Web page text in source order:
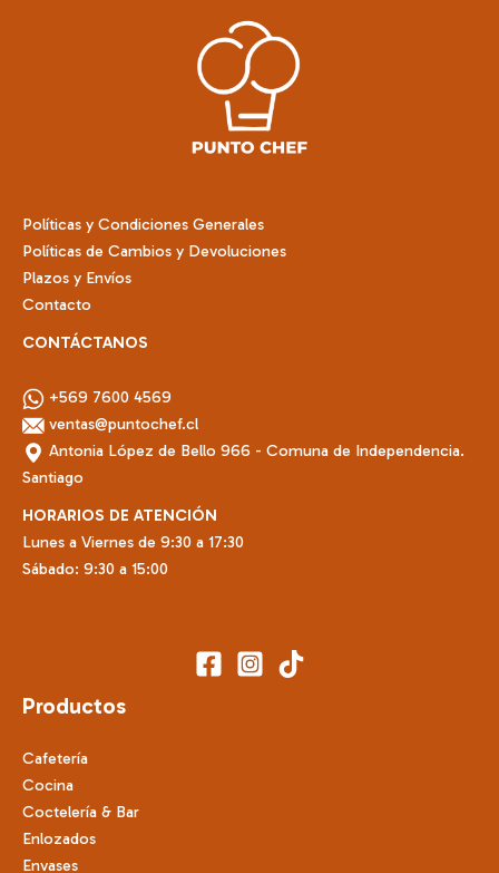
pueden
producto
Políticas y Condiciones Generales
Políticas de Cambios y Devoluciones
Plazos y Envíos
Contacto
CONTÁCTANOS
+569 7600 4569
ventas@puntochef.cl
Antonia López de Bello 966 - Comuna de Independencia.
Santiago
HORARIOS DE ATENCIÓN
Lunes a Viernes de 9:30 a 17:30
Sábado: 9:30 a 15:00
Productos
Cafetería
Cocina
Coctelería & Bar
Enlozados
Envases